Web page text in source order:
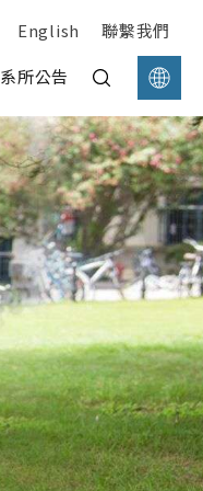
English
聯繫我們
系所公告